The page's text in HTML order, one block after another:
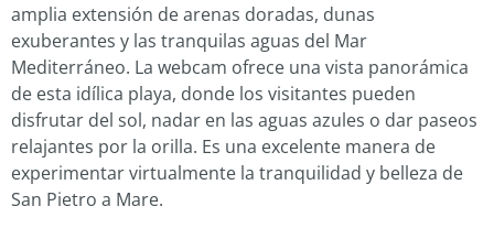
amplia extensión de arenas doradas, dunas
exuberantes y las tranquilas aguas del Mar
Mediterráneo. La webcam ofrece una vista panorámica
de esta idílica playa, donde los visitantes pueden
disfrutar del sol, nadar en las aguas azules o dar paseos
relajantes por la orilla. Es una excelente manera de
experimentar virtualmente la tranquilidad y belleza de
San Pietro a Mare.